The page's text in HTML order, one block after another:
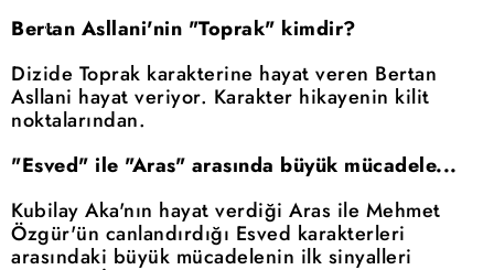
Bertan Asllani'nin "Toprak" kimdir?
Dizide Toprak karakterine hayat veren Bertan
Asllani hayat veriyor. Karakter hikayenin kilit
noktalarından.
"Esved" ile "Aras" arasında büyük mücadele...
Kubilay Aka'nın hayat verdiği Aras ile Mehmet
Özgür'ün canlandırdığı Esved karakterleri
arasındaki büyük mücadelenin ilk sinyalleri